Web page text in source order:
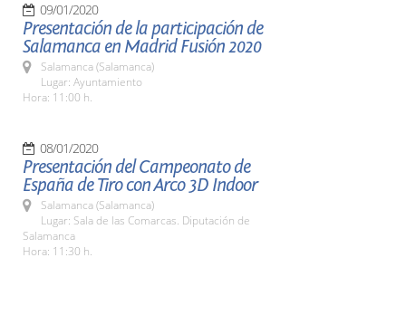
09/01/2020
Presentación de la participación de
Salamanca en Madrid Fusión 2020
Salamanca (Salamanca)
Lugar: Ayuntamiento
Hora: 11:00 h.
08/01/2020
Presentación del Campeonato de
España de Tiro con Arco 3D Indoor
Salamanca (Salamanca)
Lugar: Sala de las Comarcas. Diputación de
Salamanca
Hora: 11:30 h.